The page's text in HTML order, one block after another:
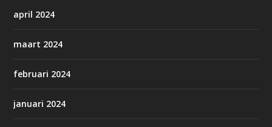
april 2024
maart 2024
februari 2024
januari 2024